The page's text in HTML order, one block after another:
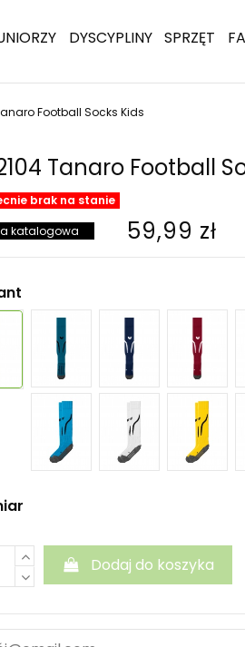
DYSCYPLINY SPRZĘT
Football Socks Kids
Tanaro Football
brak na stanie
katalogowa 59,99 zł
Dodaj do koszyka